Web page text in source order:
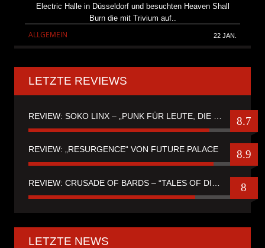
Electric Halle in Düsseldorf und besuchten Heaven Shall
Burn die mit Trivium auf..
ALLGEMEIN 22 JAN.
LETZTE REVIEWS
8.7
REVIEW: „RESURGENCE“ VON FUTURE PALACE 8.9
8
LETZTE NEWS